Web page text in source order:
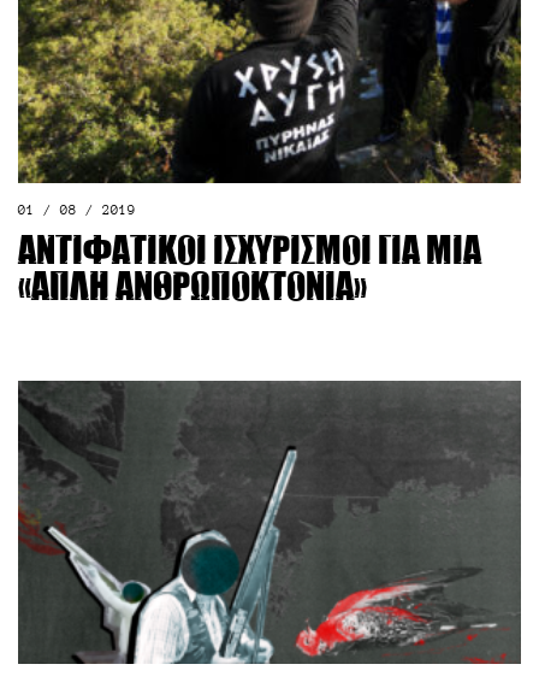
01 / 08 / 2019
Αντιφατικοί ισχυρισμοί για μία
«απλή ανθρωποκτονία»